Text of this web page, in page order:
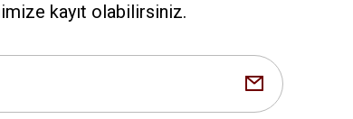
kayıt olabilirsiniz.